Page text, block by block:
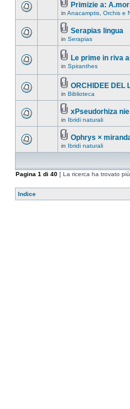
Primizie a:
in Anacamptis, Orchis e
Serapias lingua
in Serapias
Le prime in riva
in Spiranthes
ORCHIDEE DEL
in Biblioteca
xPseudorhiza
in Ibridi naturali
Ophrys ×
in Ibridi naturali
Pagina 1 di 40 [ La ricerca ha trovato
Indice